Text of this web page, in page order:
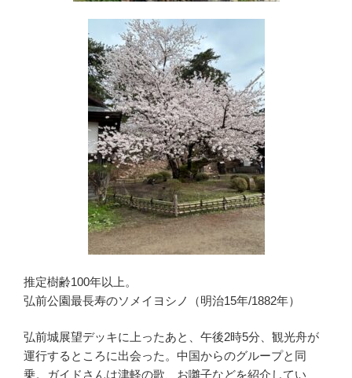
推定樹齢100年以上。
弘前公園最長寿のソメイヨシノ（明治15年/1882年）
弘前城展望デッキに上ったあと、午後2時5分、観光舟が
運行するところに出会った。中国からのグループと同
乗。ガイドさんは津軽の歌、お囃子などを紹介してい